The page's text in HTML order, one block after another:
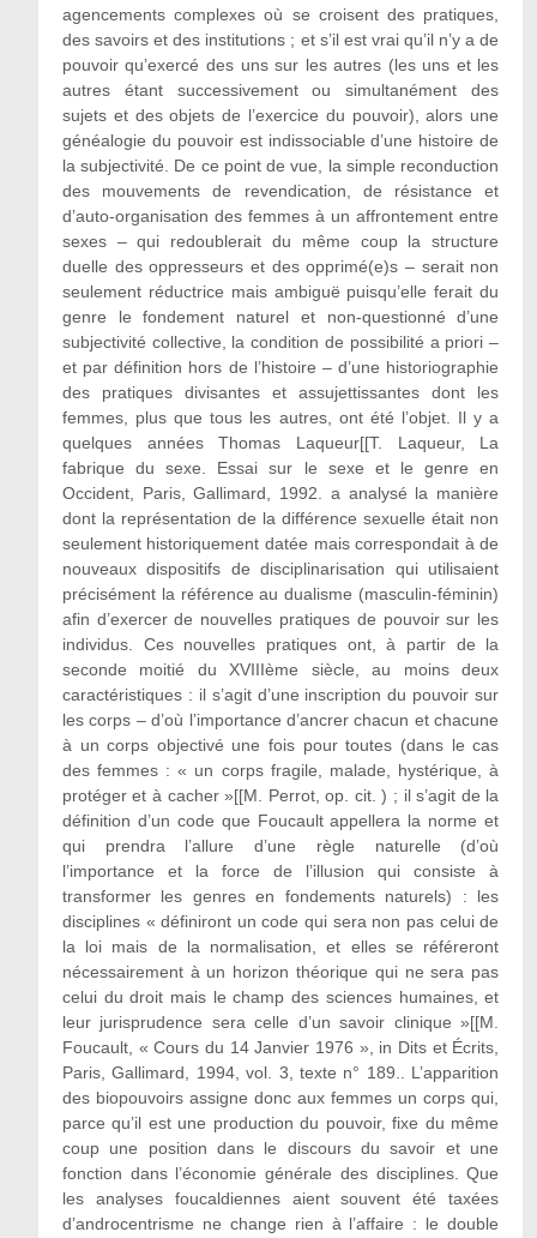
agencements complexes où se croisent des pratiques,
des savoirs et des institutions ; et s’il est vrai qu’il n’y a de
pouvoir qu’exercé des uns sur les autres (les uns et les
autres étant successivement ou simultanément des
sujets et des objets de l’exercice du pouvoir), alors une
généalogie du pouvoir est indissociable d’une histoire de
la subjectivité. De ce point de vue, la simple reconduction
des mouvements de revendication, de résistance et
d’auto-organisation des femmes à un affrontement entre
sexes – qui redoublerait du même coup la structure
duelle des oppresseurs et des opprimé(e)s – serait non
seulement réductrice mais ambiguë puisqu’elle ferait du
genre le fondement naturel et non-questionné d’une
subjectivité collective, la condition de possibilité a priori –
et par définition hors de l’histoire – d’une historiographie
des pratiques divisantes et assujettissantes dont les
femmes, plus que tous les autres, ont été l’objet. Il y a
quelques années Thomas Laqueur[[T. Laqueur, La
fabrique du sexe. Essai sur le sexe et le genre en
Occident, Paris, Gallimard, 1992. a analysé la manière
dont la représentation de la différence sexuelle était non
seulement historiquement datée mais correspondait à de
nouveaux dispositifs de disciplinarisation qui utilisaient
précisément la référence au dualisme (masculin-féminin)
afin d’exercer de nouvelles pratiques de pouvoir sur les
individus. Ces nouvelles pratiques ont, à partir de la
seconde moitié du XVIIIème siècle, au moins deux
caractéristiques : il s’agit d’une inscription du pouvoir sur
les corps – d’où l’importance d’ancrer chacun et chacune
à un corps objectivé une fois pour toutes (dans le cas
des femmes : « un corps fragile, malade, hystérique, à
protéger et à cacher »[[M. Perrot, op. cit. ) ; il s’agit de la
définition d’un code que Foucault appellera la norme et
qui prendra l’allure d’une règle naturelle (d’où
l’importance et la force de l’illusion qui consiste à
transformer les genres en fondements naturels) : les
disciplines « définiront un code qui sera non pas celui de
la loi mais de la normalisation, et elles se référeront
nécessairement à un horizon théorique qui ne sera pas
celui du droit mais le champ des sciences humaines, et
leur jurisprudence sera celle d’un savoir clinique »[[M.
Foucault, « Cours du 14 Janvier 1976 », in Dits et Écrits,
Paris, Gallimard, 1994, vol. 3, texte n° 189.. L’apparition
des biopouvoirs assigne donc aux femmes un corps qui,
parce qu’il est une production du pouvoir, fixe du même
coup une position dans le discours du savoir et une
fonction dans l’économie générale des disciplines. Que
les analyses foucaldiennes aient souvent été taxées
d’androcentrisme ne change rien à l’affaire : le double